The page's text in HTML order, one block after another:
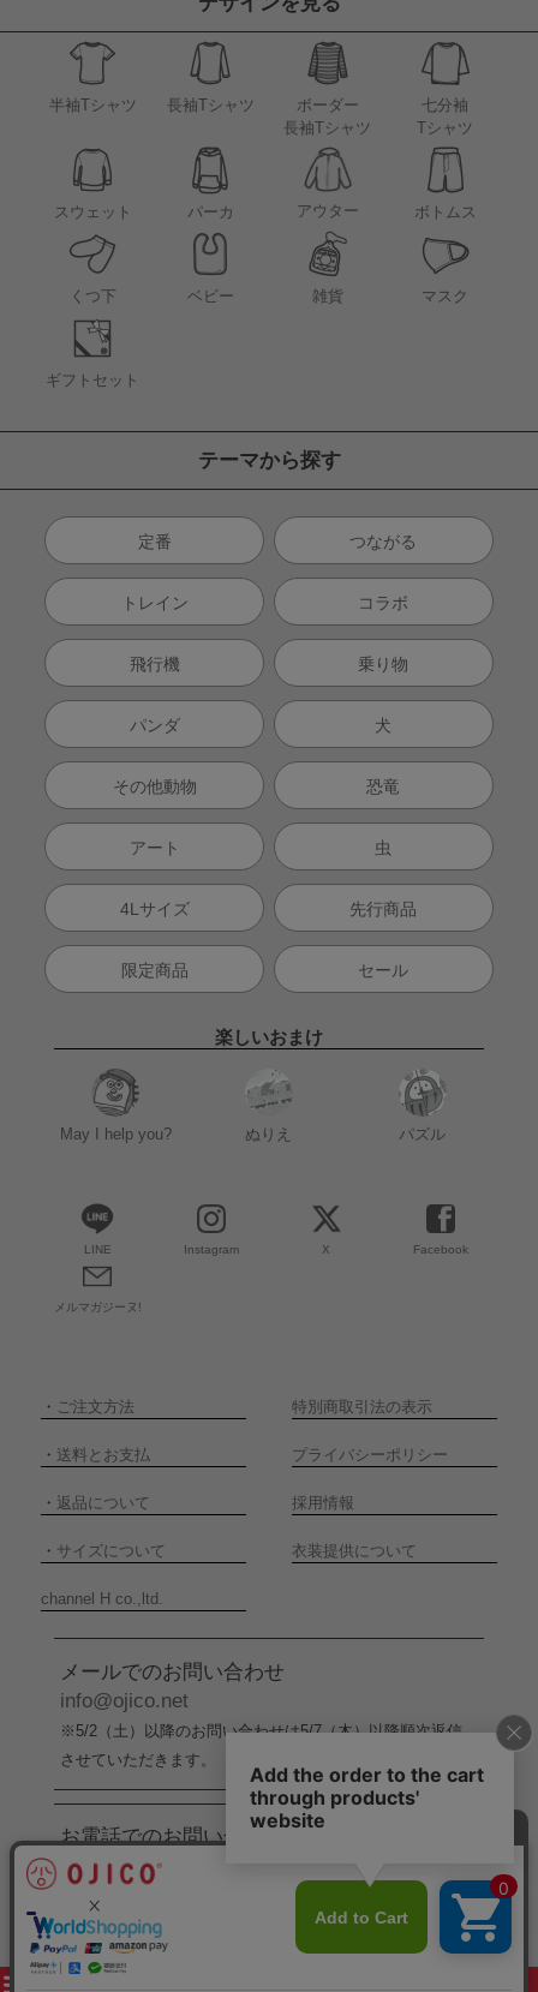
半袖Tシャツ 長袖Tシャツ
ボーダー
長袖Tシャツ
七分袖
Tシャツ
スウェット パーカ アウター ボトムス
くつ下 ベビー 雑貨 マスク
ギフトセット
テーマから探す
定番 つながる
トレイン コラボ
飛行機 乗り物
パンダ 犬
その他動物 恐竜
アート 虫
4Lサイズ 先行商品
限定商品 セール
楽しいおまけ
May I help you? ぬりえ パズル
LINE Instagram X Facebook
メルマガジーヌ!
・ ご注文方法 特別商取引法の表示
・ 送料とお支払 プライバシーポリシー
・ 返品について 採用情報
・ サイズについて 衣装提供について
channel H co.,ltd.
メールでのお問い合わせ
info@ojico.net
※5/2（土）以降のお問い合わせは5/7（木）以降順次返信
させていただきます。
お電話でのお問い合わせ
076-246-5050
※5/2（土）から5/6（水）までの間はお電話でのお問い合
わせ受付をお休みさせていただきます。